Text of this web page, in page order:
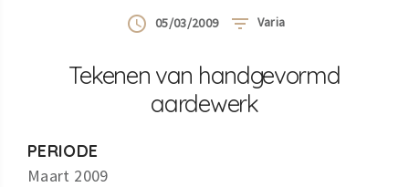
05/03/2009 Varia
Tekenen van handgevormd
aardewerk
PERIODE
Maart 2009